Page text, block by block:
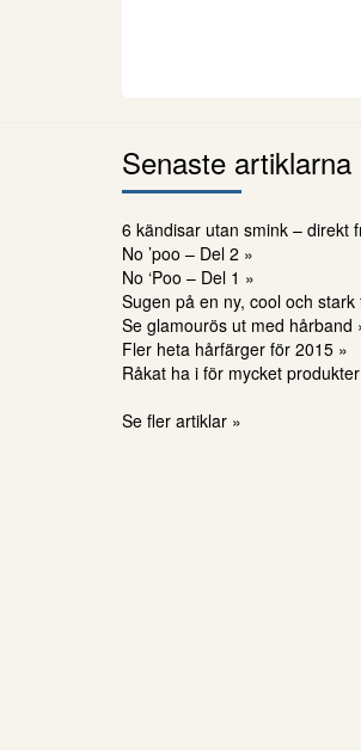
Senaste artiklarna
6 kändisar utan smink – direkt
No ’poo – Del 2 »
No ‘Poo – Del 1 »
Sugen på en ny, cool och stark
Se glamourös ut med hårband
Fler heta hårfärger för 2015 »
Råkat ha i för mycket
Se fler artiklar »